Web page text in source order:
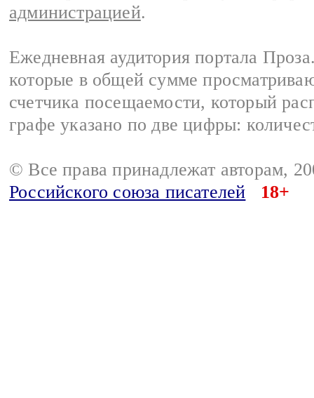
администрацией.
Ежедневная аудитория портала
которые в общей сумме
счетчика посещаемости, который
графе указано по две цифры:
© Все права принадлежат авторам,
Российского союза писателей
18+